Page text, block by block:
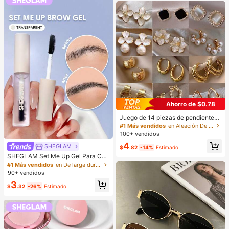
SHEGLAM
SHEGLAM Set Me Up Gel Para Cej
as Marca De Belleza CosméTica M
aquillaje Para Mujeres Y NiñAs
#1 Más vendidos
en De larga duración Cejas
90+ vendidos
$3.32 -26% Estimado
Ahorro de $0.78
Juego de 14 piezas de pendientes
de perlas de lujo, nuevo diseño mini
malista único y elegante para mujer
#1 Más vendidos
en Aleación De Zinc Conjuntos de Aretes para Mujer
100+ vendidos
$4.82 -14% Estimado